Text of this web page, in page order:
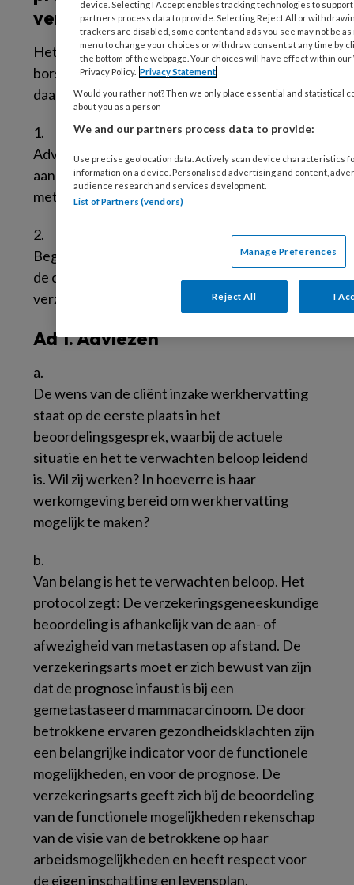
verzekeringsartsen
Het verzekeringsgeneeskundig protocol
borstkanker 20051werd bestudeerd en
daaruit werd het volgende gedestilleerd:
1.
Adviezen:De adviezen die het protocol biedt
aan de verzekeringsarts in geval van een cliënt
met gemetastaseerde borstkanker.
2.
Begeleiding:
De re-integratiebegeleiding van
de cliënt met borstkanker voor de
verzekeringsarts werkzaam voor de ziektewet.
Ad 1. Adviezen
a.
De wens van de cliënt inzake werkhervatting
staat op de eerste plaats in het
beoordelingsgesprek, waarbij de actuele
situatie en het te verwachten beloop leidend
is. Wil zij werken? In hoeverre is haar
werkomgeving bereid om werkhervatting
mogelijk te maken?
b.
Van belang is het te verwachten beloop. Het
protocol zegt: De verzekeringsgeneeskundige
beoordeling is afhankelijk van de aan- of
afwezigheid van metastasen op afstand. De
verzekeringsarts moet er zich bewust van zijn
dat de prognose infaust is bij een
gemetastaseerd mammacarcinoom. De door
betrokkene ervaren gezondheidsklachten zijn
een belangrijke indicator voor de functionele
mogelijkheden, en voor de prognose. De
verzekeringsarts geeft zich bij de beoordeling
van de functionele mogelijkheden rekenschap
van de visie van de betrokkene op haar
arbeidsmogelijkheden en heeft respect voor
de eigen inschatting en levensplan.
device. Selecting I Accept enables tracking technologies to
partners process data to provide. Selecting Reject All or
trackers are disabled, some content and ads you see may not be
menu to change your choices or withdraw consent at any time by
the bottom of the webpage. Your choices will have effect within
Privacy Policy. Privacy Statement
Would you rather not? Then we only place essential and statistical
about you as a person
We and our partners process data to provide:
Use precise geolocation data. Actively scan device characteristics
information on a device. Personalised advertising and content,
audience research and services development.
List of Partners (vendors)
Manage Preferences
Reject All I